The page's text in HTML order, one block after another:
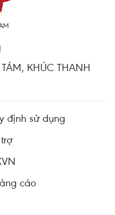
KHÚC THANH
định sử dụng
cáo